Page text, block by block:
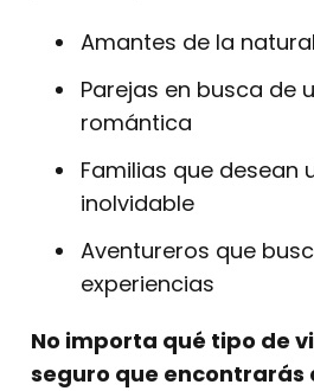
Amantes de la
Parejas en busca de
romántica
Familias que desean
inolvidable
Aventureros que
experiencias
No importa qué tipo de
seguro que encontrarás